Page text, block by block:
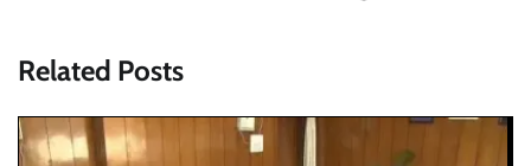
Related Posts